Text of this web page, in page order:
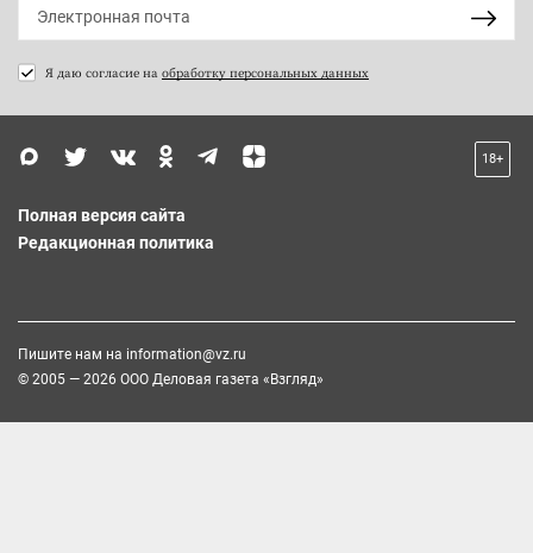
Я даю согласие на обработку персональных данных
18+
Полная версия сайта
Редакционная политика
Пишите нам на information@vz.ru
© 2005 — 2026 ООО Деловая газета «Взгляд»